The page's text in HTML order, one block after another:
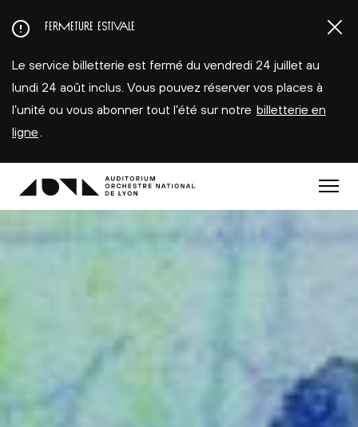
au
principal
FERMETURE ESTIVALE
Le service billetterie est fermé du vendredi 24 juillet au
lundi 24 août inclus. Vous pouvez réserver vos places à
l’unité ou vous abonner tout l'été sur notre billetterie en
ligne
Menu